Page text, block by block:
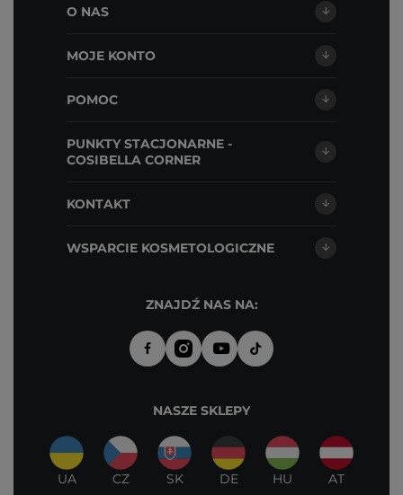
O NAS
MOJE KONTO
POMOC
PUNKTY STACJONARNE -
COSIBELLA CORNER
KONTAKT
WSPARCIE KOSMETOLOGICZNE
ZNAJDŹ NAS NA:
NASZE SKLEPY
UA CZ SK DE HU AT